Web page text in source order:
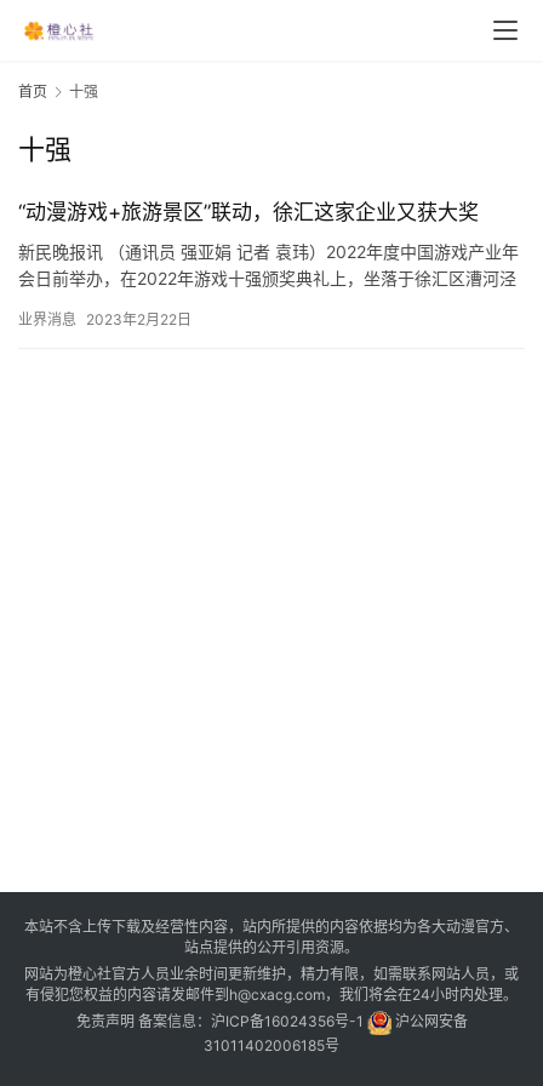
首页 十强
十强
“动漫游戏+旅游景区”联动，徐汇这家企业又获大奖
新民晚报讯 （通讯员 强亚娟 记者 袁玮）2022年度中国游戏产业年
会日前举办，在2022年游戏十强颁奖典礼上，坐落于徐汇区漕河泾
业界消息 2023年2月22日
本站不含上传下载及经营性内容，站内所提供的内容依据均为各大动漫官方、
站点提供的公开引用资源。
网站为橙心社官方人员业余时间更新维护，精力有限，如需联系网站人员，或
有侵犯您权益的内容请发邮件到h@cxacg.com，我们将会在24小时内处理。
免责声明 备案信息： 沪ICP备16024356号-1
沪公网安备
31011402006185号